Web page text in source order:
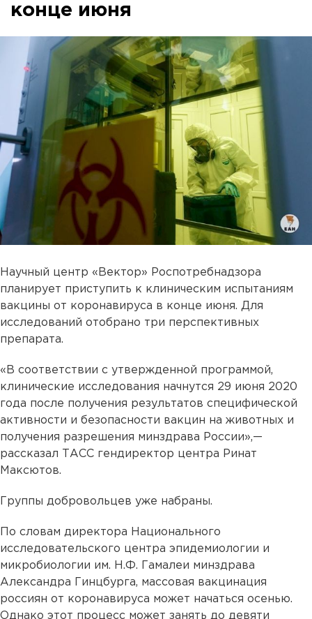
конце июня
Научный центр «Вектор» Роспотребнадзора
планирует приступить к клиническим испытаниям
вакцины от коронавируса в конце июня. Для
исследований отобрано три перспективных
препарата.
«В соответствии с утвержденной программой,
клинические исследования начнутся 29 июня 2020
года после получения результатов специфической
активности и безопасности вакцин на животных и
получения разрешения минздрава России»,—
рассказал ТАСС гендиректор центра Ринат
Максютов.
Группы добровольцев уже набраны.
По словам директора Национального
исследовательского центра эпидемиологии и
микробиологии им. Н.Ф. Гамалеи минздрава
Александра Гинцбурга, массовая вакцинация
россиян от коронавируса может начаться осенью.
Однако этот процесс может занять до девяти